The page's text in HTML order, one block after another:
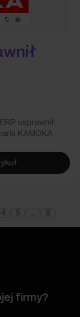
usprawnił
KAMOKA
4 5 …
8
firmy?